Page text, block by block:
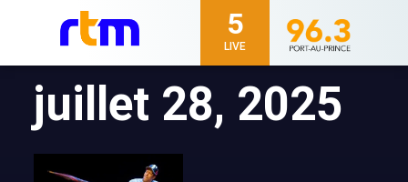
5
LIVE
juillet 28, 2025